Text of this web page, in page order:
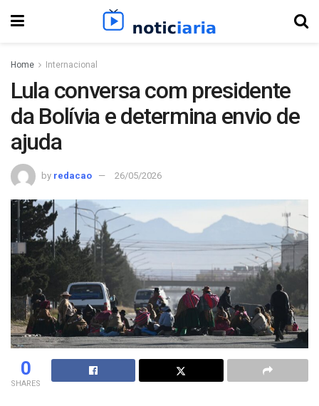
Home Internacional
Lula conversa com presidente
da Bolívia e determina envio de
ajuda
by redacao 26/05/2026
0
SHARES